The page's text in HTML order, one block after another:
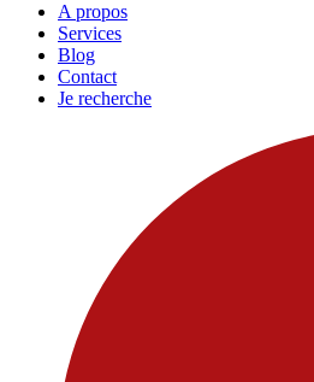
A propos
Services
Blog
Contact
Je recherche